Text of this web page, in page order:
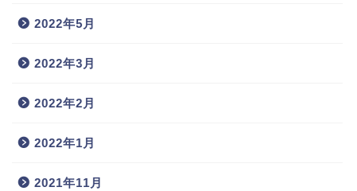
2022年5月
2022年3月
2022年2月
2022年1月
2021年11月